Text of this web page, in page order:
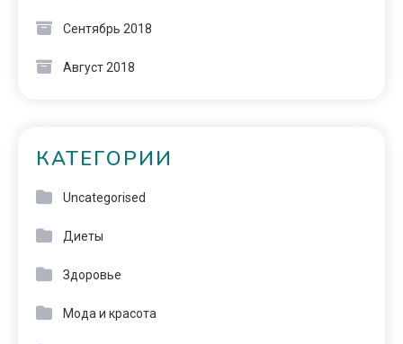
Сентябрь 2018
Август 2018
КАТЕГОРИИ
Uncategorised
Диеты
Здоровье
Мода и красота